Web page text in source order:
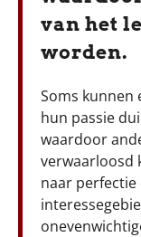
van het
worden.
Soms kunnen
hun passie
waardoor
verwaarloosd
naar perfectie